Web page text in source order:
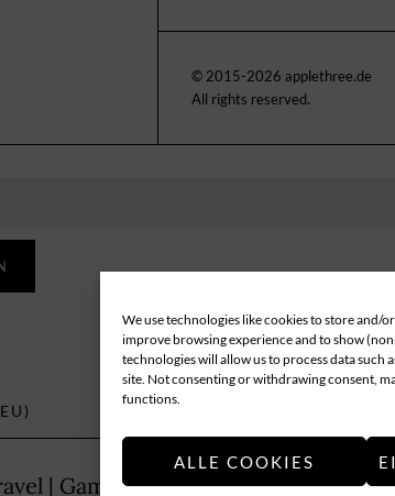
We use technologies like cookies to store and/
improve browsing experience and to show
technologies will allow us to process data such
site. Not consenting or withdrawing consent,
functions.
ALLE COOKIES
© 2015-2026 applethree.de
All rights reserved.
| Games